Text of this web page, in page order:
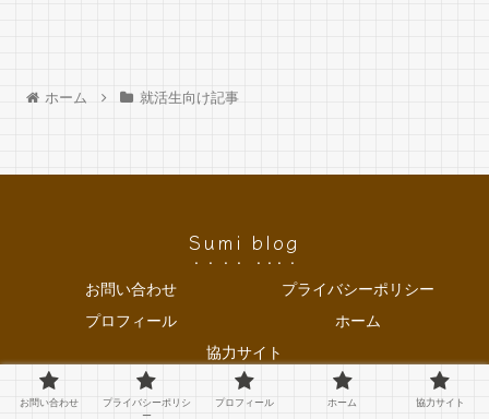
ホーム 就活生向け記事
Sumi blog
お問い合わせ
プライバシーポリシー
プロフィール
ホーム
協力サイト
© 2021 Sumi blog.
お問い合わせ
プライバシーポリシ
ー
プロフィール ホーム 協力サイト